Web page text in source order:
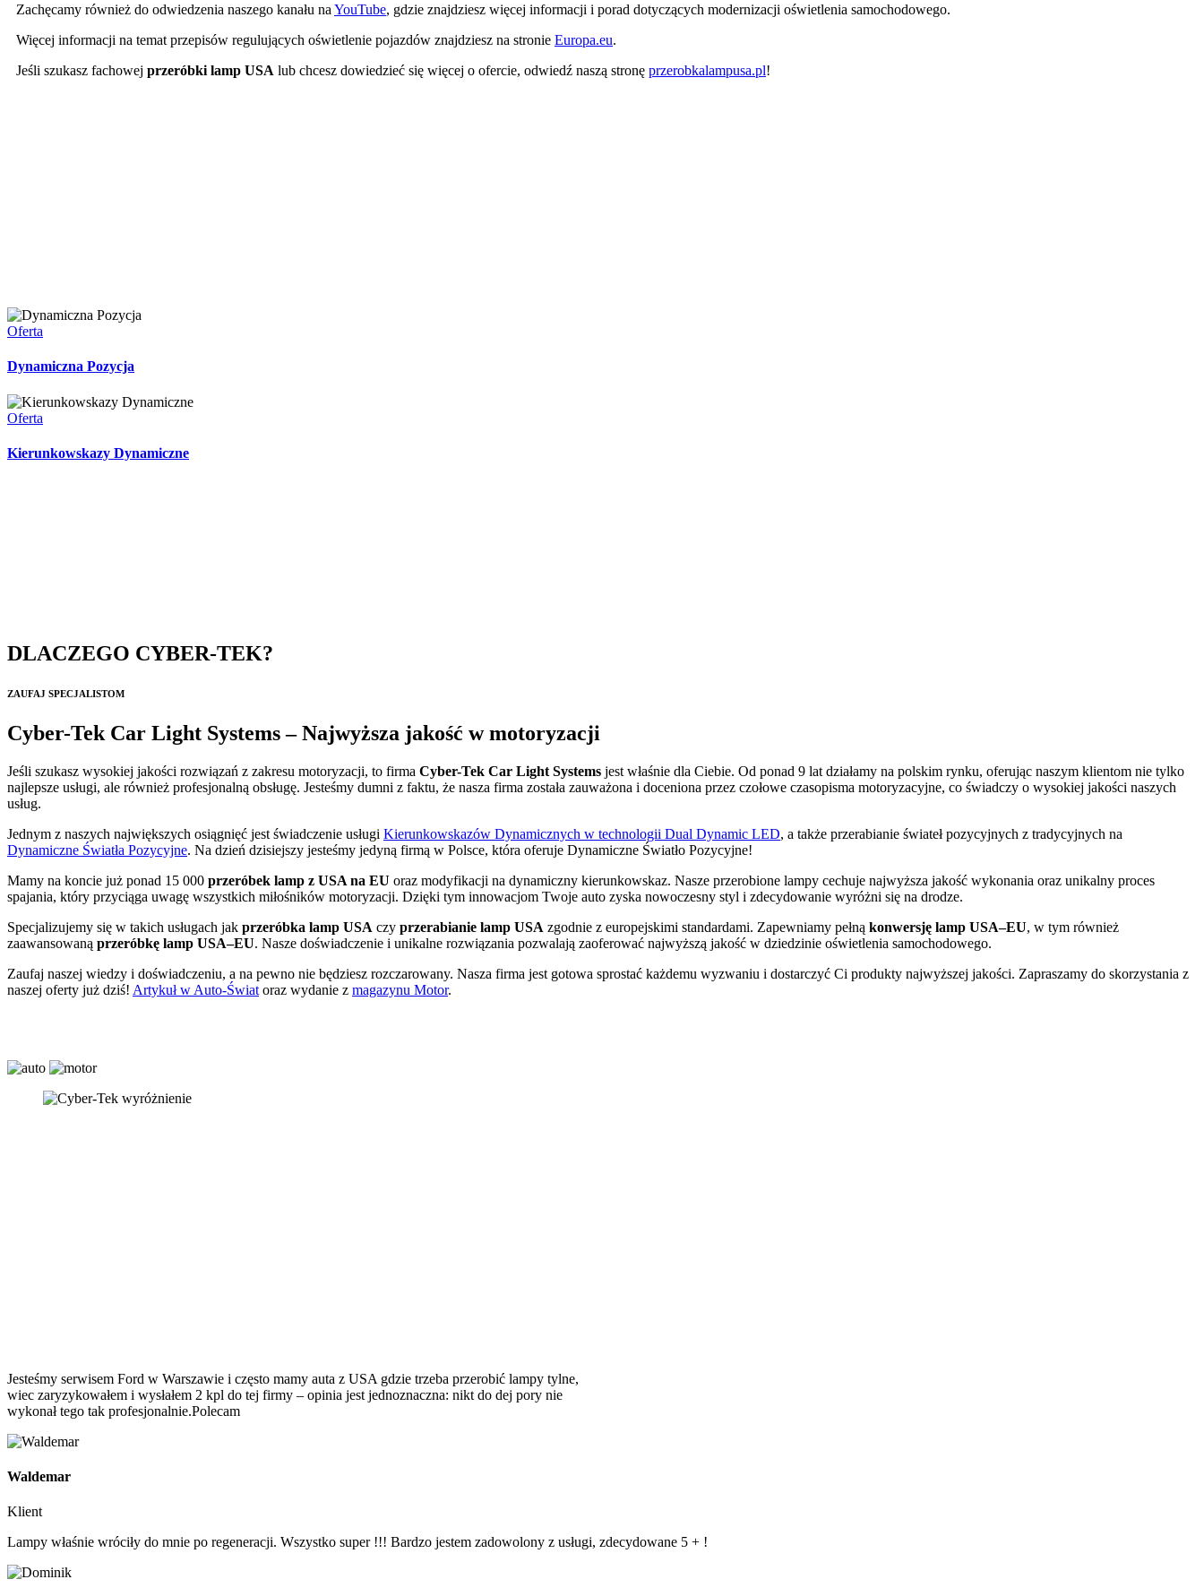
Zachęcamy również do odwiedzenia naszego kanału na YouTube, gdzie znajdziesz więcej informacji i porad dotyczących modernizacji oświetlenia samochodowego.
Więcej informacji na temat przepisów regulujących oświetlenie pojazdów znajdziesz na stronie Europa.eu.
Jeśli szukasz fachowej przeróbki lamp USA lub chcesz dowiedzieć się więcej o ofercie, odwiedź naszą stronę przerobkalampusa.pl!
Oferta
Dynamiczna Pozycja
Oferta
Kierunkowskazy Dynamiczne
DLACZEGO CYBER-TEK?
ZAUFAJ SPECJALISTOM
Cyber-Tek Car Light Systems – Najwyższa jakość w motoryzacji
Jeśli szukasz wysokiej jakości rozwiązań z zakresu motoryzacji, to firma Cyber-Tek Car Light Systems jest właśnie dla Ciebie. Od ponad 9 lat działamy na polskim rynku, oferując naszym klientom nie tylko
najlepsze usługi, ale również profesjonalną obsługę. Jesteśmy dumni z faktu, że nasza firma została zauważona i doceniona przez czołowe czasopisma motoryzacyjne, co świadczy o wysokiej jakości naszych
usług.
Jednym z naszych największych osiągnięć jest świadczenie usługi Kierunkowskazów Dynamicznych w technologii Dual Dynamic LED, a także przerabianie świateł pozycyjnych z tradycyjnych na
Dynamiczne Światła Pozycyjne. Na dzień dzisiejszy jesteśmy jedyną firmą w Polsce, która oferuje Dynamiczne Światło Pozycyjne!
Mamy na koncie już ponad 15 000 przeróbek lamp z USA na EU oraz modyfikacji na dynamiczny kierunkowskaz. Nasze przerobione lampy cechuje najwyższa jakość wykonania oraz unikalny proces
spajania, który przyciąga uwagę wszystkich miłośników motoryzacji. Dzięki tym innowacjom Twoje auto zyska nowoczesny styl i zdecydowanie wyróżni się na drodze.
Specjalizujemy się w takich usługach jak przeróbka lamp USA czy przerabianie lamp USA zgodnie z europejskimi standardami. Zapewniamy pełną konwersję lamp USA–EU, w tym również
zaawansowaną przeróbkę lamp USA–EU. Nasze doświadczenie i unikalne rozwiązania pozwalają zaoferować najwyższą jakość w dziedzinie oświetlenia samochodowego.
Zaufaj naszej wiedzy i doświadczeniu, a na pewno nie będziesz rozczarowany. Nasza firma jest gotowa sprostać każdemu wyzwaniu i dostarczyć Ci produkty najwyższej jakości. Zapraszamy do skorzystania z
naszej oferty już dziś! Artykuł w Auto-Świat oraz wydanie z magazynu Motor.
Jesteśmy serwisem Ford w Warszawie i często mamy auta z USA gdzie trzeba przerobić lampy tylne,
wiec zaryzykowałem i wysłałem 2 kpl do tej firmy – opinia jest jednoznaczna: nikt do dej pory nie
wykonał tego tak profesjonalnie.Polecam
Waldemar
Klient
Lampy właśnie wróciły do mnie po regeneracji. Wszystko super !!! Bardzo jestem zadowolony z usługi, zdecydowane 5 + !